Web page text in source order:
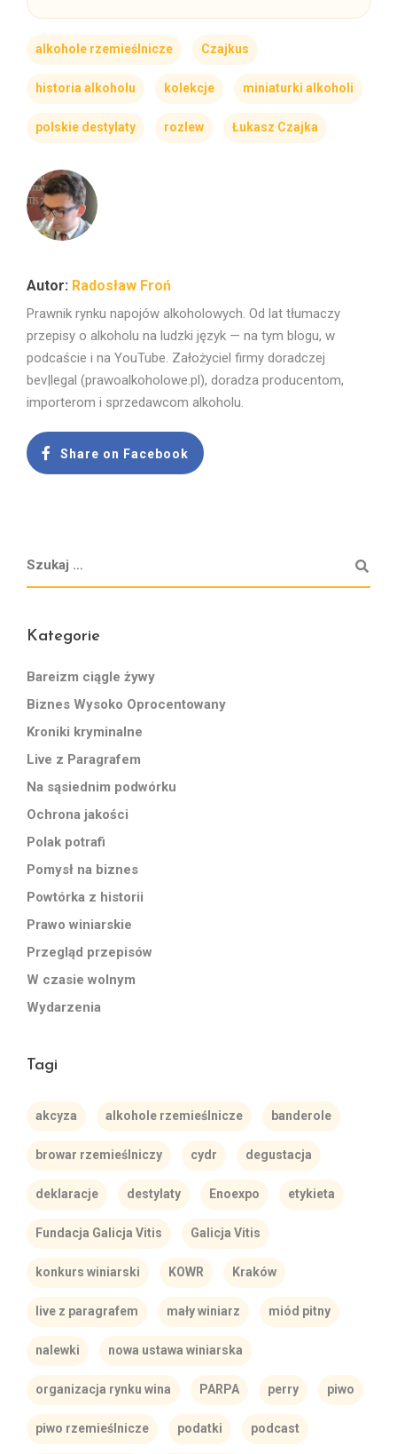
alkohole rzemieślnicze Czajkus
historia alkoholu kolekcje miniaturki alkoholi
polskie destylaty rozlew Łukasz Czajka
Radosław Froń
Prawnik rynku napojów alkoholowych. Od lat tłumaczy
przepisy o alkoholu na ludzki język — na tym blogu, w
podcaście i na YouTube. Założyciel firmy doradczej
bev|legal (prawoalkoholowe.pl), doradza producentom,
importerom i sprzedawcom alkoholu.
Share on Facebook
Kategorie
Bareizm ciągle żywy
Biznes Wysoko Oprocentowany
Kroniki kryminalne
Live z Paragrafem
Na sąsiednim podwórku
Ochrona jakości
Polak potrafi
Pomysł na biznes
Powtórka z historii
Prawo winiarskie
Przegląd przepisów
W czasie wolnym
Wydarzenia
Tagi
akcyza alkohole rzemieślnicze banderole
browar rzemieślniczy cydr degustacja
deklaracje destylaty Enoexpo etykieta
Fundacja Galicja Vitis Galicja Vitis
konkurs winiarski KOWR Kraków
live z paragrafem mały winiarz miód pitny
nalewki nowa ustawa winiarska
organizacja rynku wina PARPA perry piwo
piwo rzemieślnicze podatki podcast